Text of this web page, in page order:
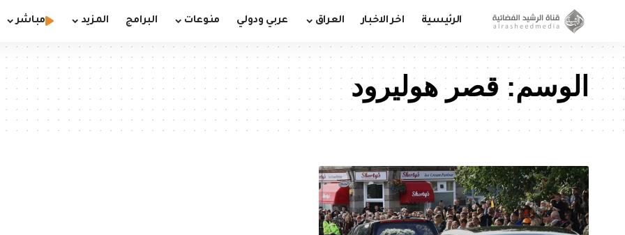
الرئيسية اخر الاخبار العراق عربي ودولي منوعات البرامج المزيد مباشر
الوسم: قصر هوليرود